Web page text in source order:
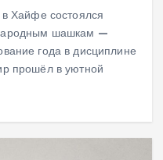
Хайфе состоялся
шашкам —
года в дисциплине
прошёл в уютной